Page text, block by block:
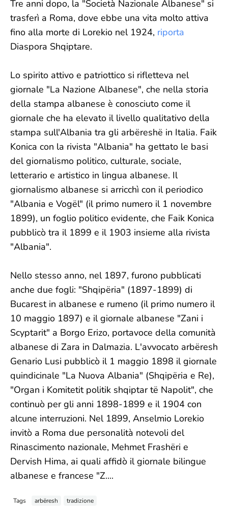
Tre anni dopo, la "Società Nazionale Albanese" si
trasferì a Roma, dove ebbe una vita molto attiva
fino alla morte di Lorekio nel 1924, riporta
Diaspora Shqiptare.
Lo spirito attivo e patriottico si rifletteva nel
giornale "La Nazione Albanese", che nella storia
della stampa albanese è conosciuto come il
giornale che ha elevato il livello qualitativo della
stampa sull'Albania tra gli arbëreshë in Italia. Faik
Konica con la rivista "Albania" ha gettato le basi
del giornalismo politico, culturale, sociale,
letterario e artistico in lingua albanese. Il
giornalismo albanese si arricchì con il periodico
"Albania e Vogël" (il primo numero il 1 novembre
1899), un foglio politico evidente, che Faik Konica
pubblicò tra il 1899 e il 1903 insieme alla rivista
"Albania".
Nello stesso anno, nel 1897, furono pubblicati
anche due fogli: "Shqipëria" (1897-1899) di
Bucarest in albanese e rumeno (il primo numero il
10 maggio 1897) e il giornale albanese "Zani i
Scyptarit" a Borgo Erizo, portavoce della comunità
albanese di Zara in Dalmazia. L'avvocato arbëresh
Genario Lusi pubblicò il 1 maggio 1898 il giornale
quindicinale "La Nuova Albania" (Shqipëria e Re),
"Organ i Komitetit politik shqiptar të Napolit", che
continuò per gli anni 1898-1899 e il 1904 con
alcune interruzioni. Nel 1899, Anselmio Lorekio
invitò a Roma due personalità notevoli del
Rinascimento nazionale, Mehmet Frashëri e
Dervish Hima, ai quali affidò il giornale bilingue
albanese e francese "Z....
Tags arbëresh tradizione